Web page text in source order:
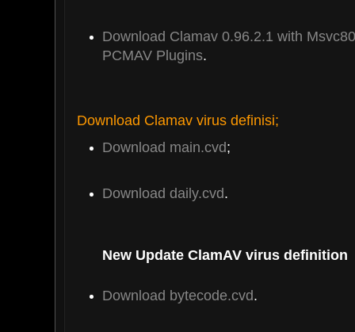
Download Clamav 0.96.2.1 with
PCMAV Plugins.
Download Clamav virus definisi;
Download main.cvd;
Download daily.cvd.
New Update ClamAV virus definition
Download bytecode.cvd.